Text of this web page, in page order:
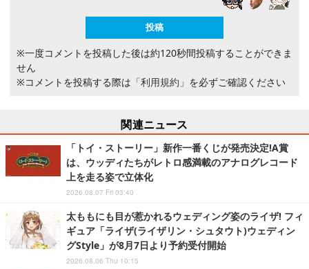
※一度コメントを投稿した後は約120秒間投稿することができま
せん
※コメントを投稿する際は 「利用規約」 を必ずご確認ください
関連ニュース
「トイ・ストーリー」新作一番くじが発売決定!A賞
は、ウッディたちがレトロ感満載のアナログレコード
上を走る姿で立体化
2026.08.07 Fri 03:40
太ももにも目が惹かれるウェディング姿のライザ! フィ
ギュア「ライザ(ライザリン・シュタウト)ウェディン
グStyle」が8月7日より予約受付開始
2026.08.06 Thu 10:15